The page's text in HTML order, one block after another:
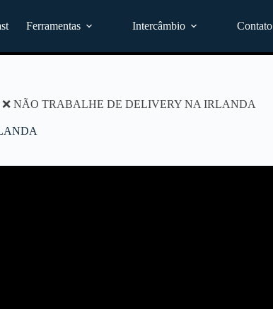
Ferramentas Intercâmbio Contato
❌ NÃO TRABALHE DE DELIVERY NA IRLANDA